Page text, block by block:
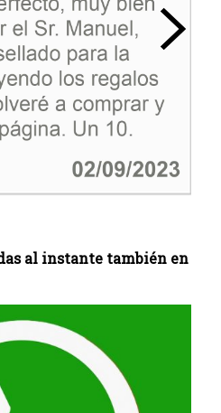
al instante también en